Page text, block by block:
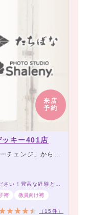
来店
予約
キー401店
ジ」から車で3分。
新潟市周辺で卒業袴をお探しの方はお任せください！豊富な経験と品揃えでお待ちしております！
袴 教員向け袴
（15件）